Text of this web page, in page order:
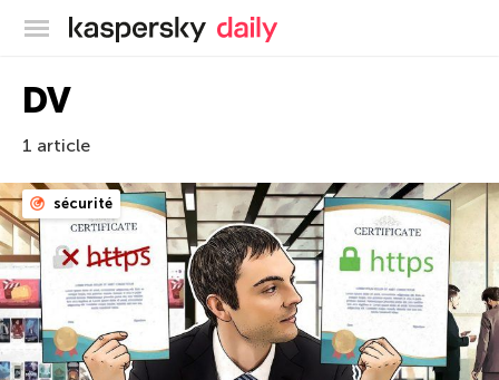
Blog officiel de Kaspersky
DV
1 article
sécurité